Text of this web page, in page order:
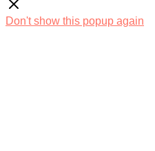
Don't show this popup again